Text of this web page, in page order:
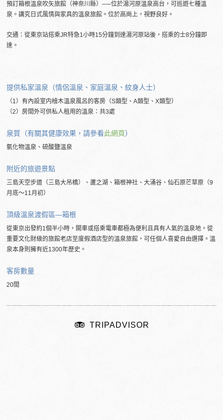
預訂箱根溫泉吹矢旅館（神奈川縣）──位於湯河原溫泉高台，可巡遊七種溫
泉。講究日式風情與家具的溫泉旅館。位於高崗上，視野良好。
交通：從東京站搭乘JR特急1小時15分鐘到達湯河原站後，搭乘的士8分鐘即
達。
提供私家溫泉（情侶溫泉、家庭溫泉、紋身人士）
（1）有內設室内檜木溫泉風呂的客房（S類型、A類型、X類型）
（2）房間外可供私人租用的溫泉：共3處
泉質（有關其健康效果，請參看此網頁）
氯化物溫泉、硫酸鹽溫泉
附近的旅遊景點
三島天空步道（三島大吊橋）、蘆之湖、箱根神社、大涌谷、仙石原芒草原（9
月底～11月初）
頂級溫泉渡假區―箱根
從東京出發約1個半小時，開車或搭乘電車都極為便利且具有人氣的溫泉地。從
重要文化財級的旅館老店至度假酒店型的溫泉旅館，可任個人喜愛自由選擇。溫
泉本身則擁有近1300年歷史。
客房數量
20間
TRIPADVISOR